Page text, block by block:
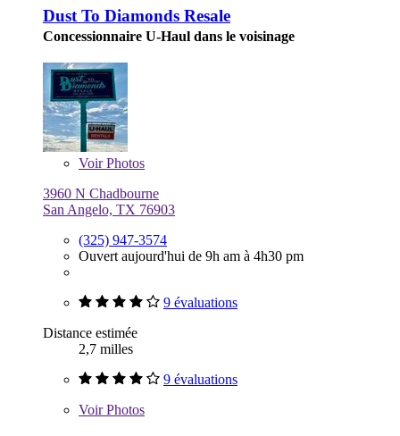
Dust To Diamonds Resale
Concessionnaire U-Haul dans le voisinage
VoirPhotos
3960 N Chadbourne
San Angelo, TX 76903
(325) 947-3574
Ouvert aujourd'hui de 9h am à 4h30 pm
9 évaluations
Distance estimée
2,7 milles
9 évaluations
VoirPhotos